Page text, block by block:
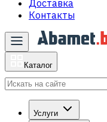
Доставка
Контакты
Каталог
Услуги